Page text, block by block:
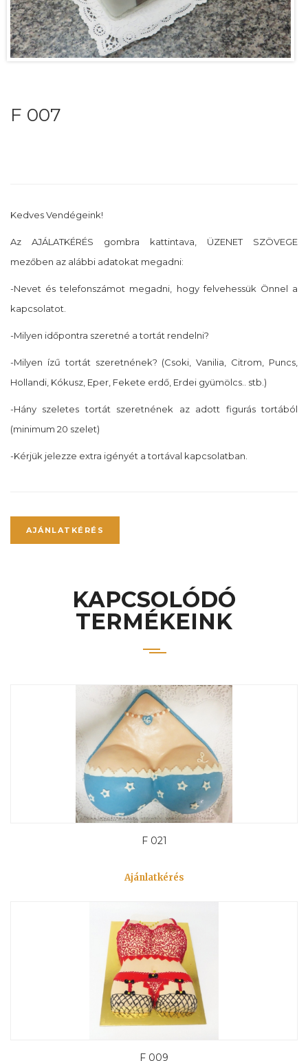
F 007
Kedves Vendégeink!
Az AJÁLATKÉRÉS gombra kattintava, ÜZENET SZÖVEGE
mezőben az alábbi adatokat megadni:
-Nevet és telefonszámot megadni, hogy felvehessük Önnel a
kapcsolatot.
-Milyen időpontra szeretné a tortát rendelni?
-Milyen ízű tortát szeretnének? (Csoki, Vanilia, Citrom, Puncs,
Hollandi, Kókusz, Eper, Fekete erdő, Erdei gyümölcs.. stb.)
-Hány szeletes tortát szeretnének az adott figurás tortából
(minimum 20 szelet)
-Kérjük jelezze extra igényét a tortával kapcsolatban.
AJÁNLATKÉRÉS
KAPCSOLÓDÓ
TERMÉKEINK
F 021
Ajánlatkérés
F 009